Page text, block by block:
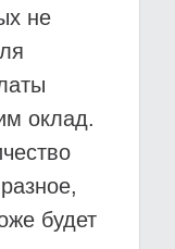
не
оклад.
будет